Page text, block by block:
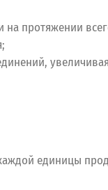
протяжении
единицы